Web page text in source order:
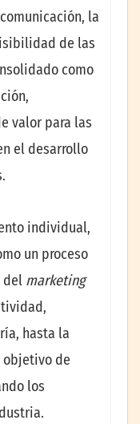
la
de las
como
valor para las
el desarrollo
individual,
un proceso
del marketing
hasta la
objetivo de
los